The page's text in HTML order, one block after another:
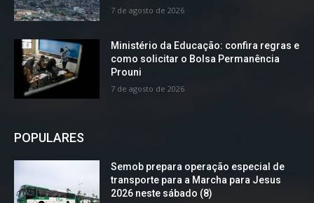
7 de agosto de 2026
Ministério da Educação: confira regras e
como solicitar o Bolsa Permanência
Prouni
7 de agosto de 2026
POPULARES
Semob prepara operação especial de
transporte para a Marcha para Jesus
2026 neste sábado (8)